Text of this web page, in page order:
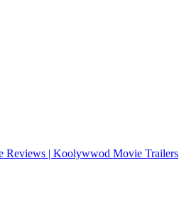
Reviews | Koolywwod Movie Trailers